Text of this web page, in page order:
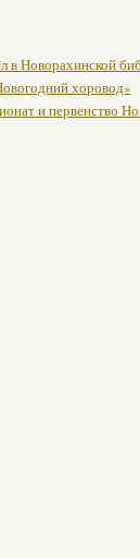
в Новорахинской
хоровод»
и первенство